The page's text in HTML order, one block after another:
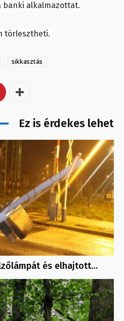
alkalmazottat.
törlesztheti.
sikkasztás
Ez is érdekes lehet
és elhajtott…